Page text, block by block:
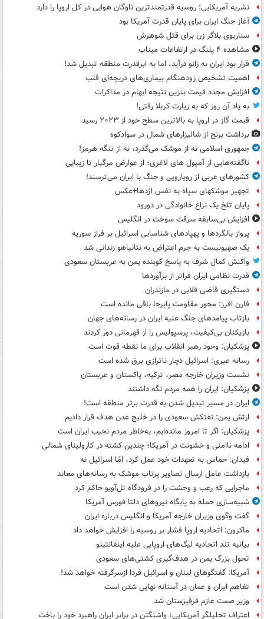
نشریه آمریکایی: روسیه قدرتمندترین ناوگان هوایی در کل اروپا را دارد
آغاز جنگ ایران برای پایان قدرت آمریکا بود
سناریوی بلاگر زن برای قتل شوهرش
مشاهده ۴ پلنگ در ارتفاعات میناب
قرار بود ایران به زانو درآید، اما به ابرقدرت منطقه تبدیل شد!
اهمیت تشخیص زودهنگام بیماری‌های دریچه‌ای قلب
افزایش مجدد قیمت بنزین نتیجه ابهام در مذاکرات
به یاد آن روز که به زیارت کربلا رفتی!
قیمت گاز در اروپا به بالاترین سطح خود از ۲۰۲۳ رسید
برداشت برنج از شالیزارهای شمال در سوادکوه
جمهوری اسلامی نه از موشک می‌گذرد، نه از تنگه هرمز!
ناگفته‌هایی از آمپول های لاغری؛ از عوارض مرگبار تا زیبایی
کشورهای عربی از رویارویی و جنگ با ایران می‌ترسند!
تجهیز موشکهای سپاه به نفس اژدها+عکس
پایان تلخ یک نزاع خانوادگی در دورود
افزایش بی‌سابقه سرقت سوخت در انگلیس
پرواز بالگردها و پهپادهای شناسایی اسرائیل بر فراز سوریه
یک صهیونیست به جرم اعتراض به نتانیاهو زندانی شد
واکنش کمال شرف به پاسخ کوبنده یمن به عربستان سعودی
قدرت نظامی ایران فراتر از برآوردها
دستگیری قاضی قلابی در مازندران
فارن افرز: محور مقاومت پابرجا باقی مانده است
بازتاب پیامدهای جنگ علیه ایران در رسانه‌های جهان
بازیکنان بی‌کیفیت، پرسپولیس را از قهرمانی دور کردند
پزشکیان: وجود رهبر انقلاب برای ما نقطه قوت است
رسانه عبری: اسرائیل دچار ناترازی برق شده است
نشست وزیران خارجه مصر، ترکیه، پاکستان و عربستان
پزشکیان: ایران را همه مردم نگه داشتند
ایران در مسیر تبدیل شدن به قدرت برتر منطقه است!
ارتش یمن: نفتکش سعودی را در خلیج عدن هدف قرار دادیم
پزشکیان: اگر تا امروز مانده‌ایم، به‌خاطر مردم نجیب ایران است
ادامه ناامنی و خشونت در آمریکا؛ چندین کشته در کارولینای شمالی
فیدان: حماس به تعهدات خود عمل کرد، امّا اسرائیل نه
بازداشت عامل ارسال تصاویر پرتاب موشک به رسانه‌های معاند
ماجرایی که رعب و وحشت را در فرودگاه تل‌آویو حاکم کرد
شبیه‌سازی حمله به پایگاه نیروهای دلتا فورس آمریکا
گفت وگوی وزیران خارجه آمریکا و انگلیس درباره ایران
ماکرون: اتحادیه اروپا فشار بر روسیه را افزایش خواهد داد
بیانیه تند اتحادیه لیگ‌های اروپایی علیه اینفانتینو
تحول بزرگ یمن در هدف‌گیری کشتی‌های سعودی
آمریکا: گفتگوهای لبنان و اسرائیل فردا ازسرگرفته خواهد شد!
تفاهم ایران و عمان در آستانه نهایی شدن است
وزیر صمت عازم قرقیزستان شد
اعتراف تحلیلگر آمریکایی؛ واشنگتن در برابر ایران راهبرد خود را باخت